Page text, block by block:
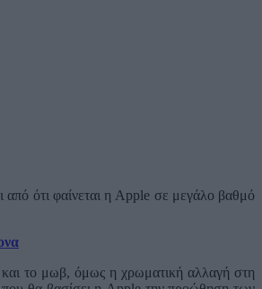
από ότι φαίνεται η Apple σε μεγάλο βαθμό
το μωβ, όμως η χρωματική αλλαγή στη